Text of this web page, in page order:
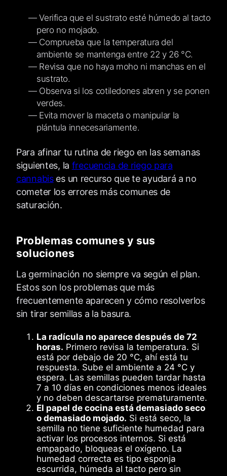
Verifica que el sustrato esté húmedo al tacto
pero no mojado.
Comprueba que la temperatura del
ambiente se mantenga entre 22 y 26 °C.
Revisa que no haya moho ni manchas en el
sustrato.
Observa si los cotiledones abren y se ponen
verdes.
Evita mover la maceta o manipular la
plántula innecesariamente.
Para afinar tu rutina de riego en las semanas
siguientes, la frecuencia de riego para
cannabises un recurso que te ayudará a no
cometer los errores más comunes de
saturación.
Problemas comunes y sus
soluciones
La germinación no siempre va según el plan.
Estos son los problemas que más
frecuentemente aparecen y cómo resolverlos
sin tirar semillas a la basura.
La radícula no aparece después de 72
horas. Primero revisa la temperatura. Si
está por debajo de 20 °C, ahí está tu
respuesta. Sube el ambiente a 24 °C y
espera. Las semillas pueden tardar hasta
7 a 10 días en condiciones menos ideales
y no deben descartarse prematuramente.
El papel de cocina está demasiado seco
o demasiado mojado. Si está seco, la
semilla no tiene suficiente humedad para
activar los procesos internos. Si está
empapado, bloqueas el oxígeno. La
humedad correcta es tipo esponja
escurrida, húmeda al tacto pero sin